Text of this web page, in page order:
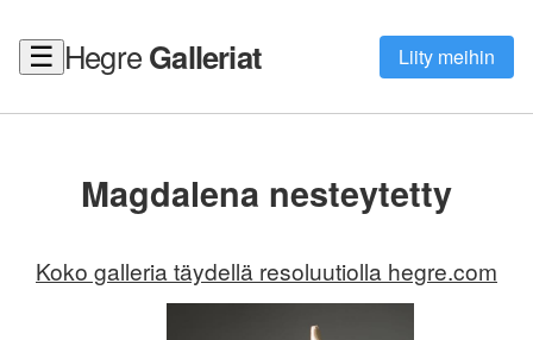
☰ HegreGalleriat Liity meihin
Magdalena nesteytetty
Koko galleria täydellä resoluutiolla hegre.com